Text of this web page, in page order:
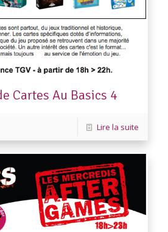
Cartes Au Basics 4
Lire la suite